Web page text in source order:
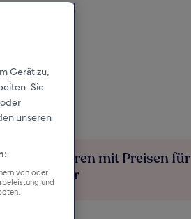
Mehr sparen mit Preisen für
Mitglieder
Gerät zu,
Sie
unseren
von oder
und